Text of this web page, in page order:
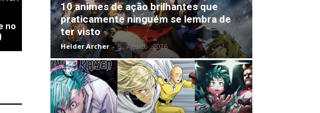
no
10 animes de ação brilhantes que
praticamente ninguém se lembra de
ter visto
Helder Archer - 5 , Agosto , 2026